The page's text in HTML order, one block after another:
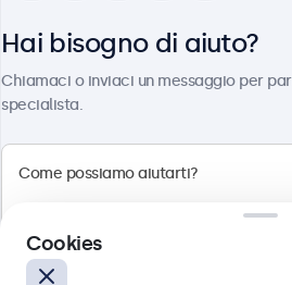
Hai bisogno di aiuto?
Chiamaci o inviaci un messaggio per
specialista.
Cookies